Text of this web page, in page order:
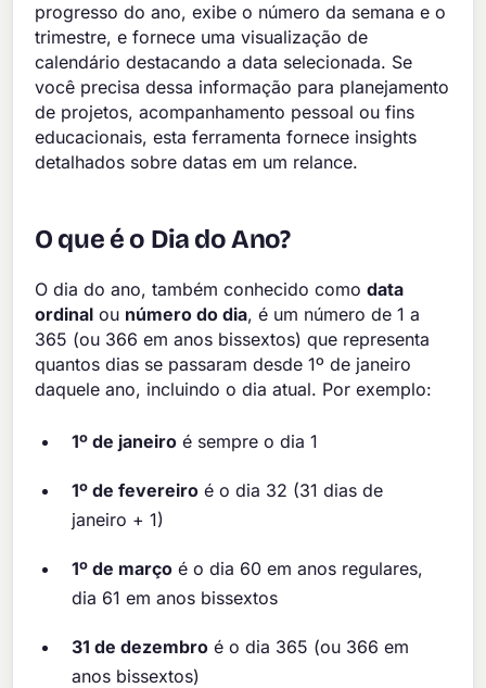
progresso do ano, exibe o número da semana e o
trimestre, e fornece uma visualização de
calendário destacando a data selecionada. Se
você precisa dessa informação para planejamento
de projetos, acompanhamento pessoal ou fins
educacionais, esta ferramenta fornece insights
detalhados sobre datas em um relance.
O que é o Dia do Ano?
O dia do ano, também conhecido comodata
ordinal ou número do dia, é um número de 1 a
365 (ou 366 em anos bissextos) que representa
quantos dias se passaram desde 1º de janeiro
daquele ano, incluindo o dia atual. Por exemplo:
1º de janeiro é sempre o dia 1
1º de fevereiro é o dia 32 (31 dias de
janeiro + 1)
1º de março é o dia 60 em anos regulares,
dia 61 em anos bissextos
31 de dezembro é o dia 365 (ou 366 em
anos bissextos)